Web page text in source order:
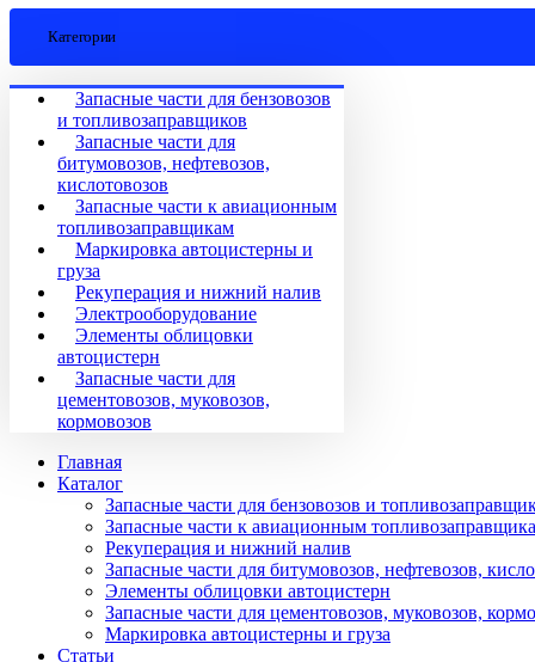
Категории
Запасные части для бензовозов
и топливозаправщиков
Запасные части для
битумовозов, нефтевозов,
кислотовозов
Запасные части к авиационным
топливозаправщикам
Маркировка автоцистерны и
груза
Рекуперация и нижний налив
Электрооборудование
Элементы облицовки
автоцистерн
Запасные части для
цементовозов, муковозов,
кормовозов
Главная
Каталог
Запасные части для бензовозов и
Запасные части к авиационным
Рекуперация и нижний налив
Запасные части для битумовозов, нефтевозов,
Элементы облицовки автоцистерн
Запасные части для цементовозов, муковозов,
Маркировка автоцистерны и груза
Статьи